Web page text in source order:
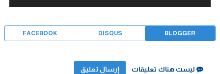
BLOGGER
DISQUS
FACEBOOK
ليست هناك تعليقات إرسال تعليق